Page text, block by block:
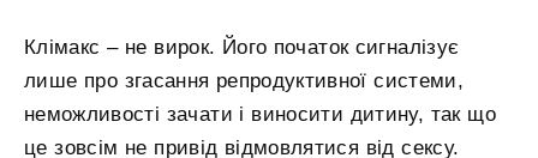
Клімакс – не вирок. Його початок сигналізує
лише про згасання репродуктивної системи,
неможливості зачати і виносити дитину, так що
це зовсім не привід відмовлятися від сексу.